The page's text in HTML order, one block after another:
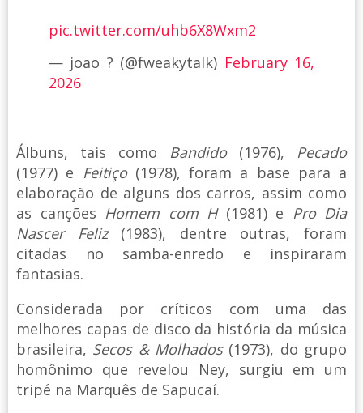
pic.twitter.com/uhb6X8Wxm2
— joao ? (@fweakytalk) February 16,
2026
Álbuns, tais como Bandido(1976), Pecado
(1977) e Feitiço(1978), foram a base para a
elaboração de alguns dos carros, assim como
as canções Homem com H(1981) e Pro Dia
Nascer Feliz(1983), dentre outras, foram
citadas no samba-enredo e inspiraram
fantasias.
Considerada por críticos com uma das
melhores capas de disco da história da música
brasileira, Secos & Molhados(1973), do grupo
homônimo que revelou Ney, surgiu em um
tripé na Marquês de Sapucaí.